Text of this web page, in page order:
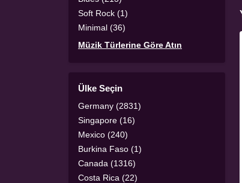
Soft Rock (1)
Minimal (36)
Müzik Türlerine Göre Atın
Ülke Seçin
Germany (2831)
Singapore (16)
Mexico (240)
Burkina Faso (1)
Canada (1316)
Costa Rica (22)